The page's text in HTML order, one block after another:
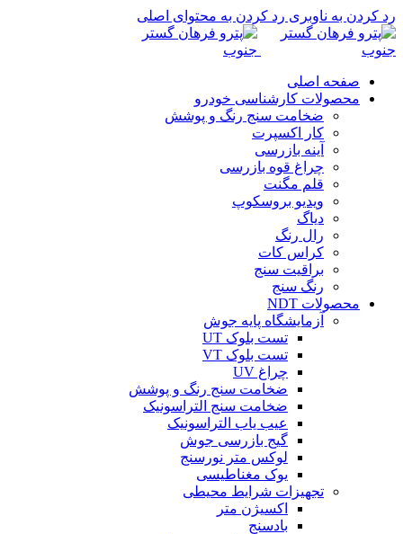
رد کردن به ناوبری رد کردن به محتوای اصلی
صفحه اصلی
محصولات کارشناسی خودرو
ضخامت سنج رنگ و پوشش
کار اکسپرت
آینه بازرسی
چراغ قوه بازرسی
قلم مگنت
ویدیو بروسکوپ
دیاگ
رال رنگ
کراس کات
براقیت سنج
رنگ سنج
محصولات NDT
آزمایشگاه پایه جوش
تست بلوک UT
تست بلوک VT
چراغ UV
ضخامت سنج رنگ و پوشش
ضخامت سنج التراسونیک
عیب یاب التراسونیک
گیج بازرسی جوش
لوکس متر نورسنج
یوک مغناطیسی
تجهیزات شرایط محیطی
اکسیژن متر
بادسنج